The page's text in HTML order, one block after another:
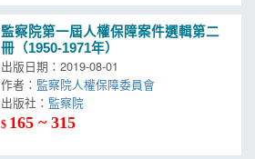
監察院第一屆人權保障案件選輯第二
冊（1950-1971年）
出版日期：2019-08-01
作者： 監察院人權保障委員會
出版社：
$ 165 ~ 315